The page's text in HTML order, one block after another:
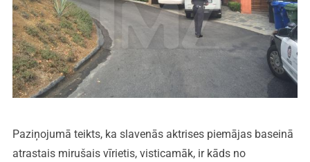
Paziņojumā teikts, ka slavenās aktrises piemājas baseinā
atrastais mirušais vīrietis, visticamāk, ir kāds no